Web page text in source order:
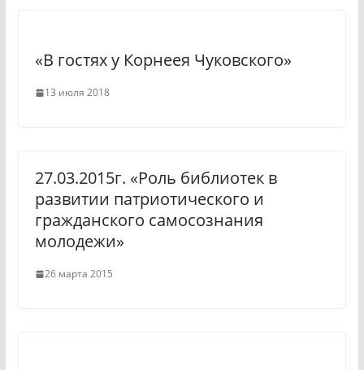
i
«В гостях у Корнеея Чуковского»
13 июля 2018
27.03.2015г. «Роль библиотек в
развитии патриотического и
гражданского самосознания
молодежи»
26 марта 2015